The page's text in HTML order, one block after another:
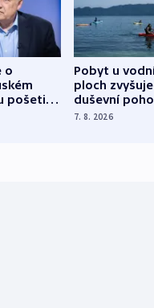
o
pošetilé,
Pobyt u
ploch zvyšuje
duševní
ukázala
7. 8. 2026